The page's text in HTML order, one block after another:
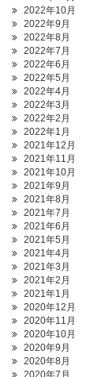
2022年10月
2022年9月
2022年8月
2022年7月
2022年6月
2022年5月
2022年4月
2022年3月
2022年2月
2022年1月
2021年12月
2021年11月
2021年10月
2021年9月
2021年8月
2021年7月
2021年6月
2021年5月
2021年4月
2021年3月
2021年2月
2021年1月
2020年12月
2020年11月
2020年10月
2020年9月
2020年8月
2020年7月